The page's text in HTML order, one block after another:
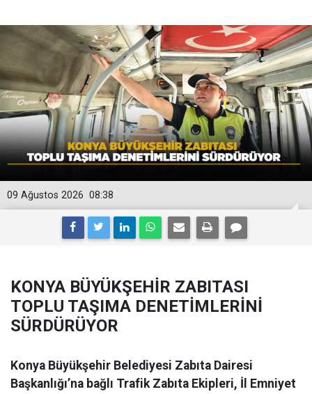
08:38
09 Ağustos 2026
KONYA BÜYÜKŞEHİR ZABITASI
TOPLU TAŞIMA DENETİMLERİNİ
SÜRDÜRÜYOR
Konya Büyükşehir Belediyesi Zabıta Dairesi
Başkanlığı’na bağlı Trafik Zabıta Ekipleri, İl Emniyet